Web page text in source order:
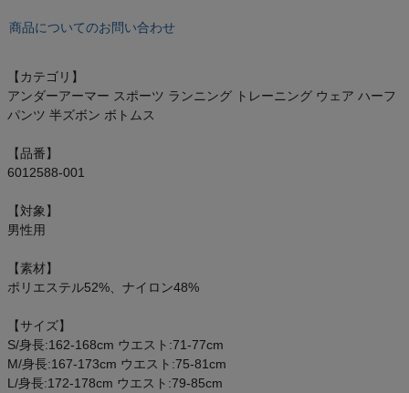
サックス SAXX
オン On
ベースボールマリオ（野球商品）
お気に入り
ご利用ガイド
商品についてのお問い合わせ
【カテゴリ】
アンダーアーマー スポーツ ランニング トレーニング ウェア ハーフ
パンツ 半ズボン ボトムス
【品番】
6012588-001
【対象】
男性用
【素材】
ポリエステル52%、ナイロン48%
【サイズ】
S/身長:162-168cm ウエスト:71-77cm
M/身長:167-173cm ウエスト:75-81cm
L/身長:172-178cm ウエスト:79-85cm